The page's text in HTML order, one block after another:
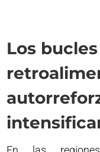
Los